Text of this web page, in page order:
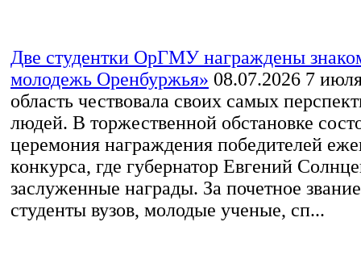
Две студентки ОрГМУ награждены
молодежь Оренбуржья» 08.07.2026 7
область чествовала своих самых
людей. В торжественной обстановке
церемония награждения победителей
конкурса, где губернатор Евгений
заслуженные награды. За почетное
студенты вузов, молодые ученые, сп...